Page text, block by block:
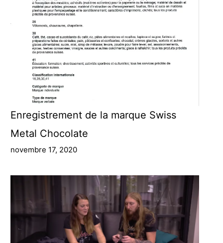
Enregistrement de la marque Swiss
Metal Chocolate
novembre 17, 2020